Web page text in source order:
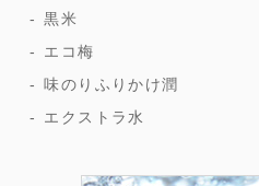
黒米
エコ梅
味のりふりかけ潤
エクストラ水